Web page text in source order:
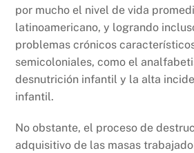
por mucho el nivel de vida
latinoamericano, y logrando
problemas crónicos
semicoloniales, como el
desnutrición infantil y la alta
infantil.
No obstante, el proceso de
adquisitivo de las masas